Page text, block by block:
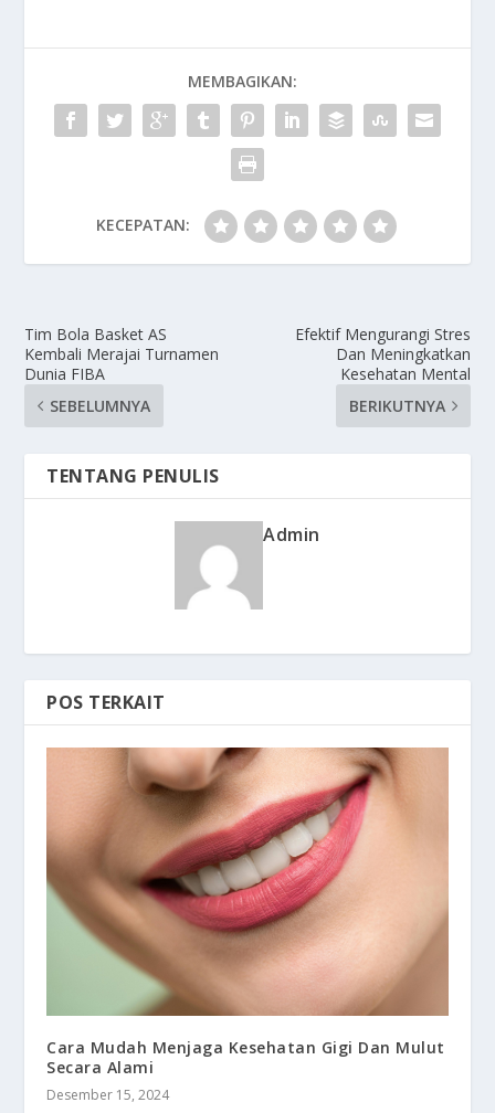
MEMBAGIKAN:
KECEPATAN:
Tim Bola Basket AS
Kembali Merajai Turnamen
Dunia FIBA
SEBELUMNYA
Efektif Mengurangi Stres
Dan Meningkatkan
Kesehatan Mental
BERIKUTNYA
TENTANG PENULIS
Admin
POS TERKAIT
Cara Mudah Menjaga Kesehatan Gigi Dan Mulut
Secara Alami
Desember 15, 2024